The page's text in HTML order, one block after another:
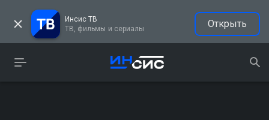
Инсис ТВ
ТВ, фильмы и сериалы
Открыть